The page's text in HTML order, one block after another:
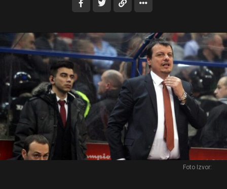
Foto Izvor: